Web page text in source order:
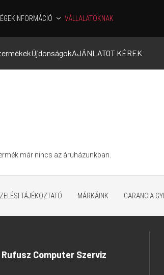
INFORMÁCIÓ VÁLLALATOKNAK
ÚjdonságokAJÁNLATOT KÉREK
már nincs az áruházunkban.
TÁJÉKOZTATÓ MÁRKÁINK GARANCIA
Rufusz Computer Szerviz